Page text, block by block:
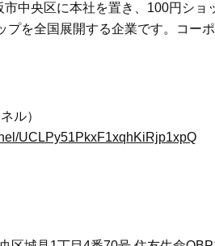
中央区に本社を置き、100円ショ
プを全国展開する企業です。コー
ル）
UCLPy51PkxF1xqhKiRjp1xpQ